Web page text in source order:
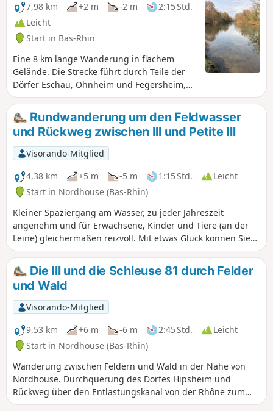
7,98 km
+2 m -2 m
2:15 Std.
Leicht
Start in Bas-Rhin
Eine 8 km lange Wanderung in flachem
Gelände. Die Strecke führt durch Teile der
Dörfer Eschau, Ohnheim und Fegersheim,
folgt Wasserläufen durch Felder, durchquert
einen kleinen Wald und führt an einem
Teich entlang.
Rundwanderung um den Feldwasser
und Rückweg zwischen Ill und Petite Ill
Visorando-Mitglied
4,38 km
+5 m -5 m 1:15 Std.
Leicht
Start in Nordhouse (Bas-Rhin)
Kleiner Spaziergang am Wasser, zu jeder Jahreszeit
angenehm und für Erwachsene, Kinder und Tiere (an der
Leine) gleichermaßen reizvoll. Mit etwas Glück können Sie
zahlreiche Tiere beobachten, darunter Eisvögel, sowie
Spuren von Bibern. In der schönen Jahreszeit eignet sich
diese Strecke ideal für ein Picknick am Wasser.
Die Ill und die Schleuse 81 durch Felder
und Wald
Visorando-Mitglied
9,53 km
+6 m -6 m 2:45 Std.
Leicht
Start in Nordhouse (Bas-Rhin)
Wanderung zwischen Feldern und Wald in der Nähe von
Nordhouse. Durchquerung des Dorfes Hipsheim und
Rückweg über den Entlastungskanal von der Rhône zum
Rhein. Vorbeikommen an der Borne 2000 von Nordhouse.